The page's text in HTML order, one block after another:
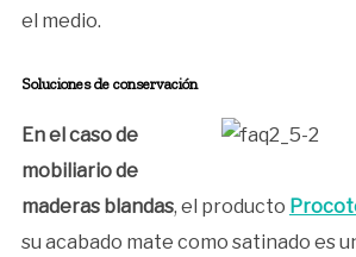
el medio.
Soluciones de conservación
En el caso de
mobiliario de
maderas blandas, el producto
su acabado mate como satinado es